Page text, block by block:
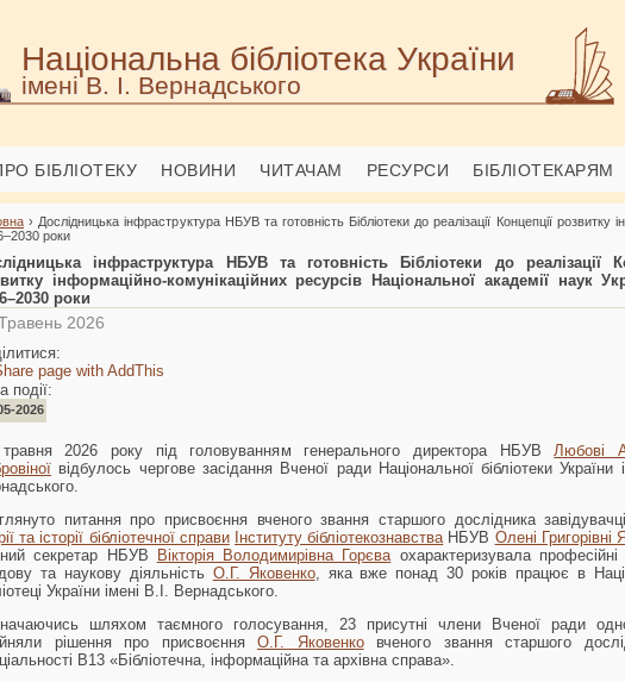
Національна бібліотека України
імені В. І. Вернадського
БІБЛІОТЕКУ НОВИНИ ЧИТАЧАМ РЕСУРСИ БІБЛІОТЕКАРЯМ
› Дослідницька інфраструктура НБУВ та готовність Бібліотеки до реалізації Концепції
роки
інфраструктура НБУВ та готовність Бібліотеки до реалізації
інформаційно-комунікаційних ресурсів Національної академії наук
роки
2026
події:
2026
2026 року під головуванням генерального директора НБУВ Любові
відбулось чергове засідання Вченої ради Національної бібліотеки України
питання про присвоєння вченого звання старшого дослідника
та історії бібліотечної справи
Інституту бібліотекознавства НБУВ Олені Григорівні
секретар НБУВ
Вікторія Володимирівна Горєва охарактеризувала професійні
та наукову діяльність О.Г. Яковенко, яка вже понад 30 років працює в
України імені В.І. Вернадського.
шляхом таємного голосування, 23 присутні члени Вченої ради
рішення про присвоєння О.Г. Яковенковченого звання старшого
В13 «Бібліотечна, інформаційна та архівна справа».